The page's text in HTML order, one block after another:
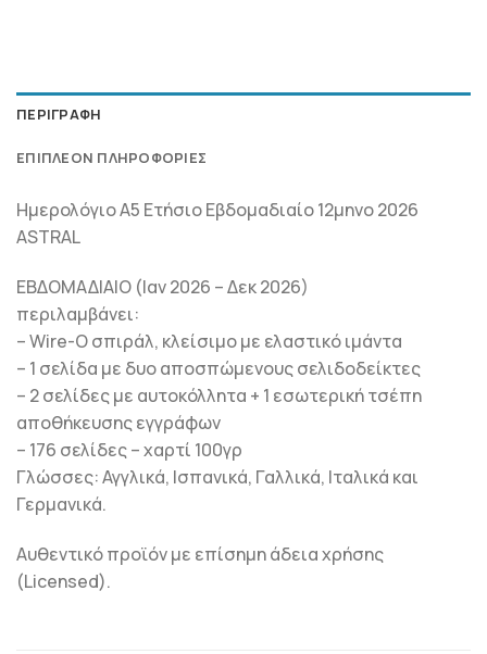
ΠΕΡΙΓΡΑΦΉ
ΕΠΙΠΛΈΟΝ ΠΛΗΡΟΦΟΡΊΕΣ
Ημερολόγιο Α5 Ετήσιο Εβδομαδιαίο 12μηνο 2026
ASTRAL
ΕΒΔΟΜΑΔΙΑΙΟ (Ιαν 2026 – Δεκ 2026)
περιλαμβάνει:
– Wire-O σπιράλ, κλείσιμο με ελαστικό ιμάντα
– 1 σελίδα με δυο αποσπώμενους σελιδοδείκτες
– 2 σελίδες με αυτοκόλλητα + 1 εσωτερική τσέπη
αποθήκευσης εγγράφων
– 176 σελίδες – χαρτί 100γρ
Γλώσσες: Αγγλικά, Ισπανικά, Γαλλικά, Ιταλικά και
Γερμανικά.
Αυθεντικό προϊόν με επίσημη άδεια χρήσης
(Licensed).